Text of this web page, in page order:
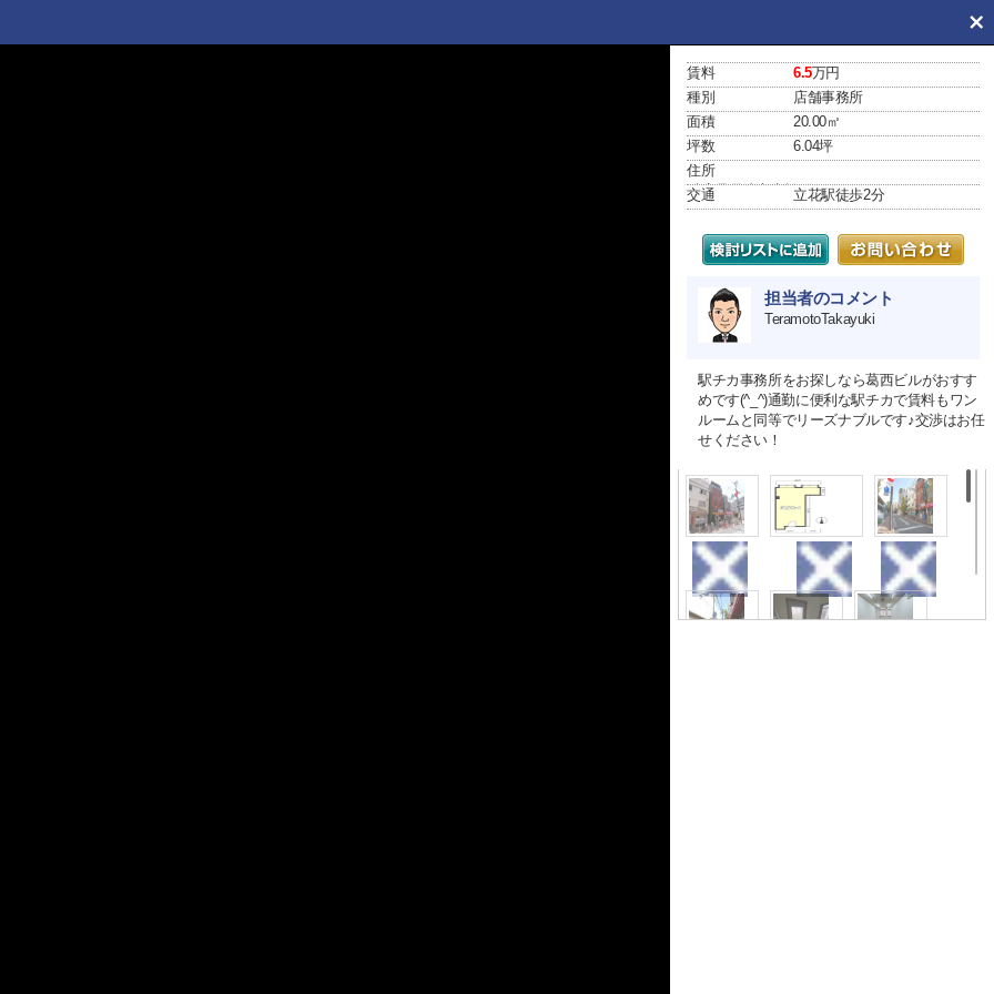
賃料 6.5万円
種別
店舗事務所
面積
20.00㎡
坪数
6.04坪
住所
兵庫県尼崎市七松町１丁目10-2
交通 立花駅徒歩2分
担当者のコメント
TeramotoTakayuki
駅チカ事務所をお探しなら葛西ビルがおすす
めです(^_^)通勤に便利な駅チカで賃料もワン
ルームと同等でリーズナブルです♪交渉はお任
せください！
外観 間取り 周辺